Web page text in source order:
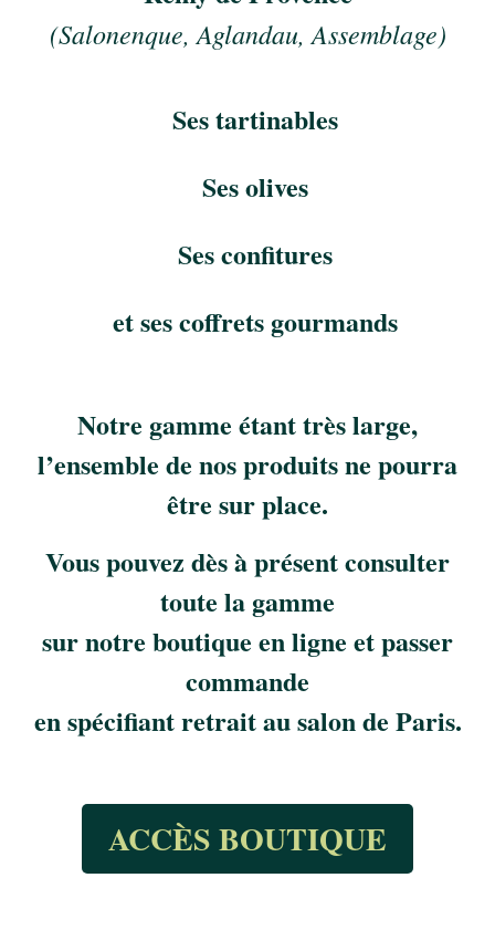
(Salonenque, Aglandau, Assemblage)
Ses tartinables
Ses olives
Ses confitures
et ses coffrets gourmands
Notre gamme étant très large,
l’ensemble de nos produits ne pourra
être sur place.
Vous pouvez dès à présent consulter
toute la gamme
sur notre boutique en ligne et passer
commande
en spécifiant retrait au salon de Paris.
ACCÈS BOUTIQUE